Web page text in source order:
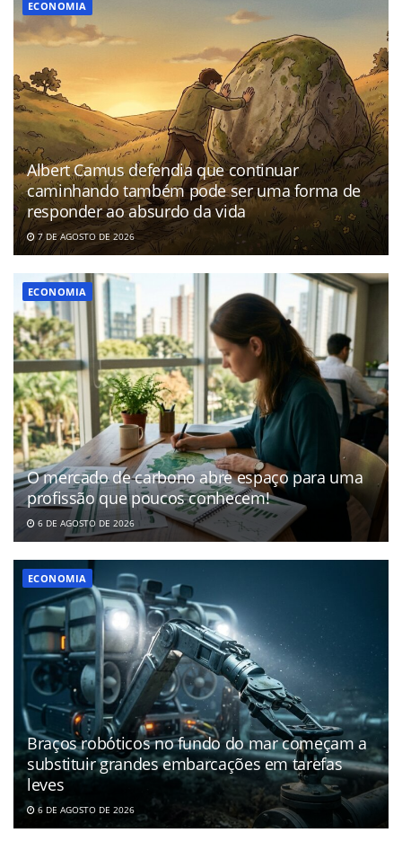
ECONOMIA
Albert Camus defendia que continuar
caminhando também pode ser uma forma de
responder ao absurdo da vida
7 DE AGOSTO DE 2026
ECONOMIA
O mercado de carbono abre espaço para uma
profissão que poucos conhecem!
6 DE AGOSTO DE 2026
ECONOMIA
Braços robóticos no fundo do mar começam a
substituir grandes embarcações em tarefas
leves
6 DE AGOSTO DE 2026